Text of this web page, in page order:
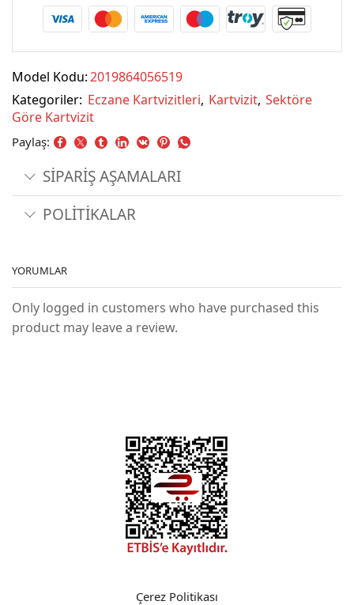
Model Kodu:2019864056519
Kategoriler: Eczane Kartvizitleri, Kartvizit, Sektöre
Göre Kartvizit
Paylaş:
SİPARİŞ AŞAMALARI
POLİTİKALAR
YORUMLAR
Only logged in customers who have purchased this
product may leave a review.
Çerez Politikası